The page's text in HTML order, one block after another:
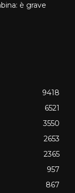
è grave
9418
6521
3550
2653
2365
957
867